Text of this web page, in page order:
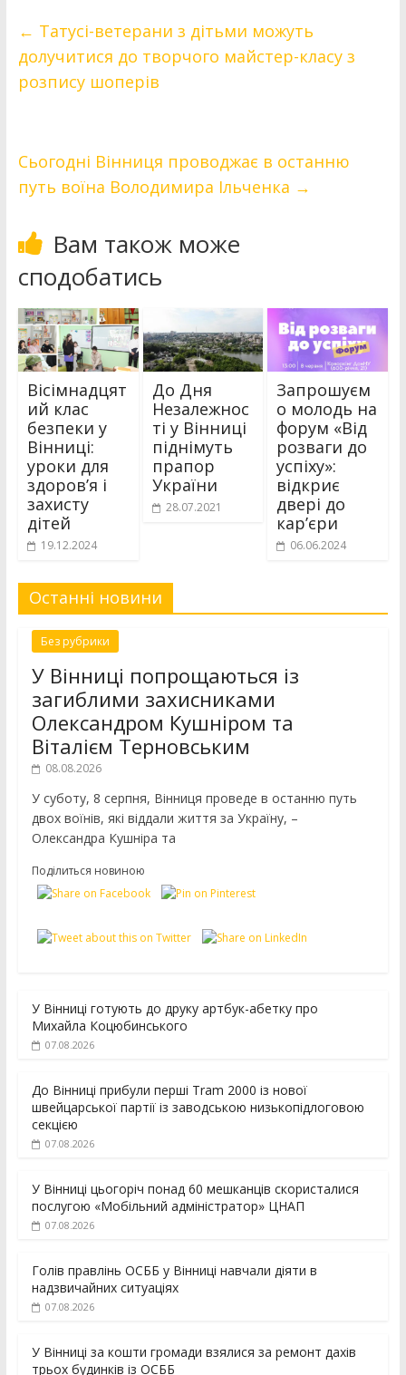
← Татусі-ветерани з дітьми можуть
долучитися до творчого майстер-класу з
розпису шоперів
Сьогодні Вінниця проводжає в останню
путь воїна Володимира Ільченка →
Вам також може
сподобатись
Вісімнадцят
ий клас
безпеки у
Вінниці:
уроки для
здоров’я і
захисту
дітей
19.12.2024
До Дня
Незалежнос
ті у Вінниці
піднімуть
прапор
України
28.07.2021
Запрошуєм
о молодь на
форум «Від
розваги до
успіху»:
відкриє
двері до
кар’єри
06.06.2024
Останні новини
Без рубрики
У Вінниці попрощаються із
загиблими захисниками
Олександром Кушніром та
Віталієм Терновським
08.08.2026
У суботу, 8 серпня, Вінниця проведе в останню путь
двох воїнів, які віддали життя за Україну, –
Олександра Кушніра та
Поділиться новиною
У Вінниці готують до друку артбук-абетку про
Михайла Коцюбинського
07.08.2026
До Вінниці прибули перші Tram 2000 із нової
швейцарської партії із заводською низькопідлоговою
секцією
07.08.2026
У Вінниці цьогоріч понад 60 мешканців скористалися
послугою «Мобільний адміністратор» ЦНАП
07.08.2026
Голів правлінь ОСББ у Вінниці навчали діяти в
надзвичайних ситуаціях
07.08.2026
У Вінниці за кошти громади взялися за ремонт дахів
трьох будинків із ОСББ